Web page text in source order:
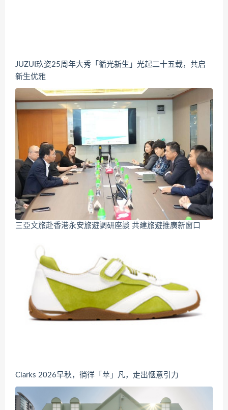
JUZUI玖姿25周年大秀「循光新生」光起二十五载，共启
新生优雅
三亞文旅赴香港永安旅遊調研座談 共建旅遊推廣新窗口
Clarks 2026早秋，徜徉「苹」凡，走出惬意引力